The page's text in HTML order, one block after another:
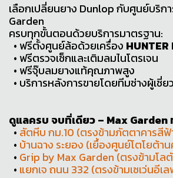
เลือกเปลี่ยนยาง Dunlop กับศูนย์บริก
Garden
ครบทุกขั้นตอนด้วยบริการมาตรฐาน:
• ฟรีตั้งศูนย์ล้อด้วยเครื่อง
• ฟรีตรวจเช็กและเติมลมไนโตรเจน
• ฟรีจุ๊บลมยางแท้คุณภาพสูง
• บริการหลังการขายโดยทีมช่างผู้เชี่
ดูแลครบ จบที่เดียว – Max Garden
• สัตหีบ กม.10 (ตรงข้ามภัตตาคารสีฟ้
• บ้านฉาง ระยอง (เยื้องศูนย์โตโยต้า
• Grip by Max Garden (ตรงข้ามโล
• แยกเจ ถนน 332 (ตรงข้ามเซเว่นอีเล